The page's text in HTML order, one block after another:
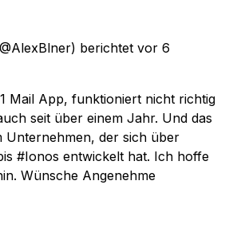
berichtet vor 6
Mail App, funktioniert nicht richtig
seit über einem Jahr. Und das
Unternehmen, der sich über
#Ionos entwickelt hat. Ich hoffe
Wünsche Angenehme